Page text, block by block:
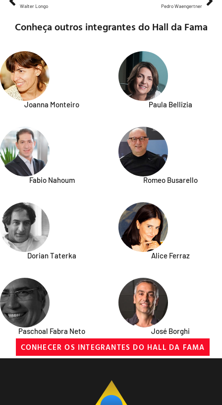
Walter Longo Pedro Waengertner
Conheça outros integrantes do Hall da Fama
Joanna Monteiro Paula Bellizia
Fabio Nahoum Romeo Busarello
Dorian Taterka Alice Ferraz
Paschoal Fabra Neto José Borghi
CONHECER OS INTEGRANTES DO HALL DA FAMA